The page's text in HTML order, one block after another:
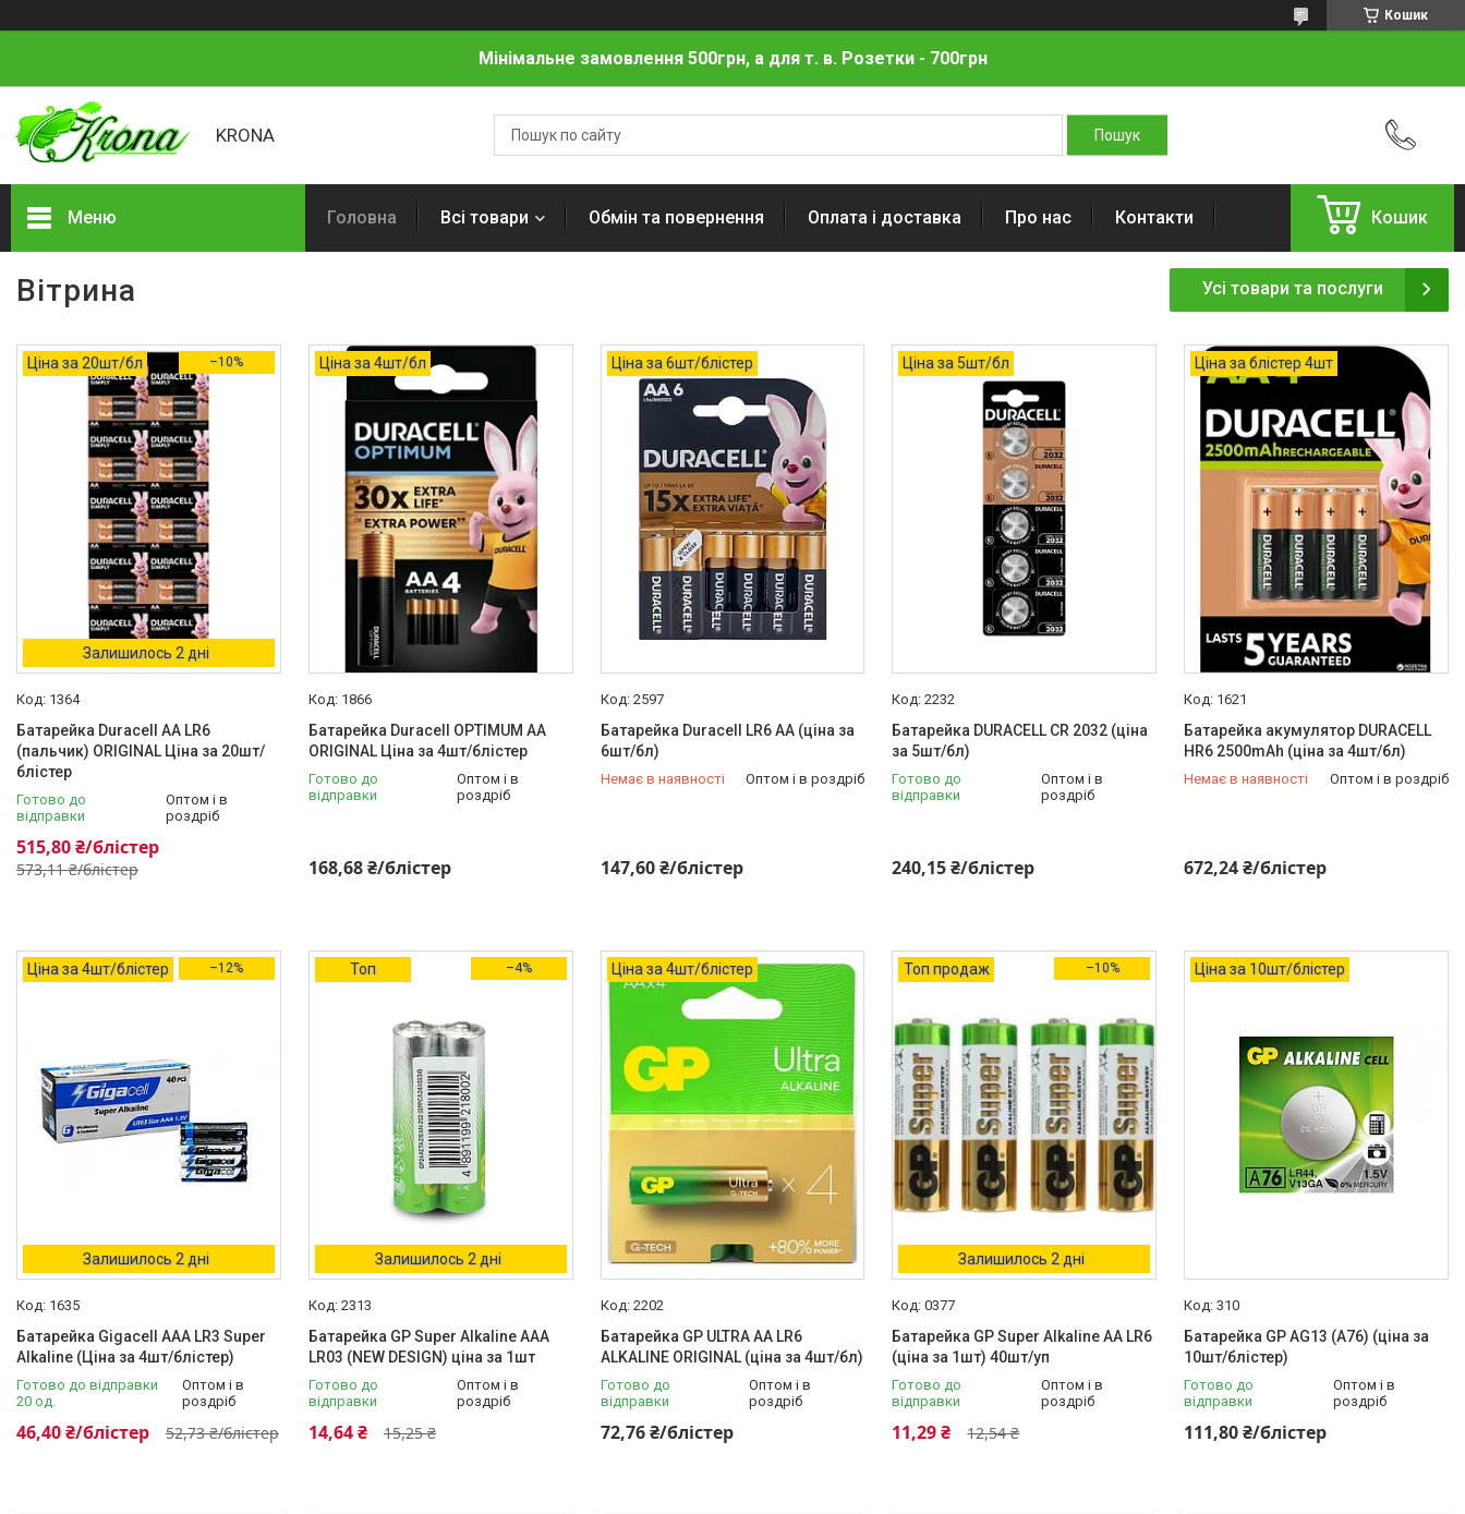
Кошик
Мінімальне замовлення 500грн, а для т. в. Розетки - 700грн
KRONA
Меню
Про нас
Відгуки
Головна Всі товари Обмін та повернення Оплата і доставка Про нас Контакти Кошик
Вітрина Усі товари та послуги
Ціна за 20шт/бл –10%
Залишилось 2 дні
1364
Батарейка Duracell AA LR6
(пальчик) ORIGINAL Ціна за 20шт/
блістер
Готово до
відправки
Оптом і в
роздріб
573,11 ₴/блістер
515,80 ₴/блістер
Ціна за 4шт/бл
1866
Батарейка Duracell OPTIMUM AA
ORIGINAL Ціна за 4шт/блістер
Готово до
відправки
Оптом і в
роздріб
168,68 ₴/блістер
Ціна за 6шт/блістер
2597
Батарейка Duracell LR6 АА (ціна за
6шт/бл)
Немає в наявності Оптом і в роздріб
147,60 ₴/блістер
+380 (63) 151-46-77
Ціна за 5шт/бл
2232
Батарейка DURACELL CR 2032 (ціна
за 5шт/бл)
Готово до
відправки
Оптом і в
роздріб
240,15 ₴/блістер
Ціна за блістер 4шт
1621
Батарейка акумулятор DURACELL
HR6 2500mAh (ціна за 4шт/бл)
Немає в наявності Оптом і в роздріб
672,24 ₴/блістер
+380 (63) 151-46-77
Ціна за 4шт/блістер –12%
Залишилось 2 дні
1635
Батарейка Gigacell AAA LR3 Super
Alkaline (Ціна за 4шт/блістер)
Готово до відправки
20 од.
Оптом і в
роздріб
52,73 ₴/блістер
46,40 ₴/блістер
Топ –4%
Залишилось 2 дні
2313
Батарейка GP Super Alkaline AAA
LR03 (NEW DESIGN) ціна за 1шт
Готово до
відправки
Оптом і в
роздріб
15,25 ₴
14,64 ₴
Ціна за 4шт/блістер
2202
Батарейка GP ULTRA AA LR6
ALKALINE ORIGINAL (ціна за 4шт/бл)
Готово до
відправки
Оптом і в
роздріб
72,76 ₴/блістер
Топ продаж –10%
Залишилось 2 дні
0377
Батарейка GP Super Alkaline AA LR6
(ціна за 1шт) 40шт/уп
Готово до
відправки
Оптом і в
роздріб
12,54 ₴
11,29 ₴
Ціна за 10шт/блістер
310
Батарейка GP AG13 (A76) (ціна за
10шт/блістер)
Готово до
відправки
Оптом і в
роздріб
111,80 ₴/блістер